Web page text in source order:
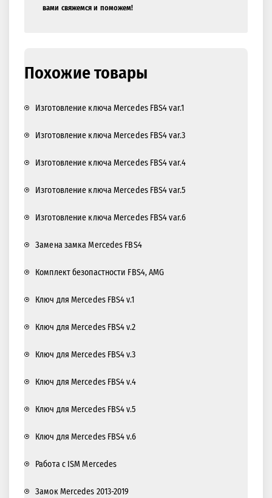
вами свяжемся и поможем!
Похожие товары
Изготовление ключа Mercedes FBS4 var.1
Изготовление ключа Mercedes FBS4 var.3
Изготовление ключа Mercedes FBS4 var.4
Изготовление ключа Mercedes FBS4 var.5
Изготовление ключа Mercedes FBS4 var.6
Замена замка Mercedes FBS4
Комплект безопастности FBS4, AMG
Ключ для Mercedes FBS4 v.1
Ключ для Mercedes FBS4 v.2
Ключ для Mercedes FBS4 v.3
Ключ для Mercedes FBS4 v.4
Ключ для Mercedes FBS4 v.5
Ключ для Mercedes FBS4 v.6
Работа с ISM Mercedes
Замок Mercedes 2013-2019